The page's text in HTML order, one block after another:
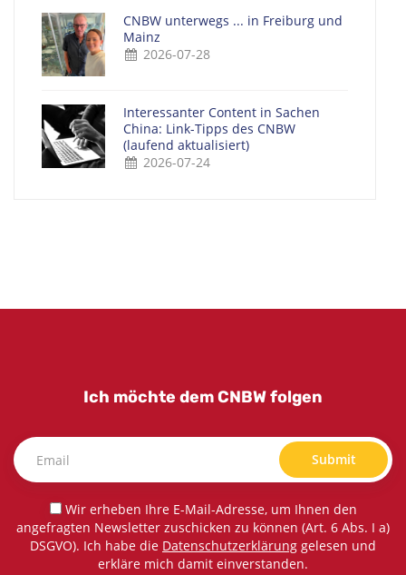
CNBW unterwegs ... in Freiburg und
Mainz
2026-07-28
Interessanter Content in Sachen
China: Link-Tipps des CNBW
(laufend aktualisiert)
2026-07-24
Ich möchte dem CNBW folgen
Submit
Wir erheben Ihre E-Mail-Adresse, um Ihnen den
angefragten Newsletter zuschicken zu können (Art. 6 Abs. I a)
DSGVO). Ich habe die Datenschutzerklärung gelesen und
erkläre mich damit einverstanden.